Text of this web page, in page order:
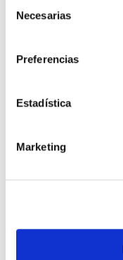
Necesarias
Preferencias
Estadística
Marketing